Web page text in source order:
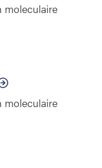
moleculaire
moleculaire